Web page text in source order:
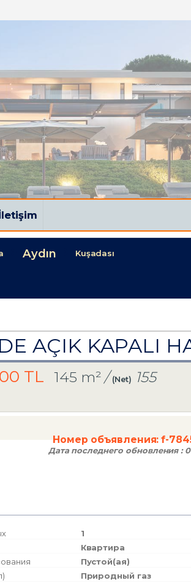
Aydın Kuşadası
AÇIK KAPALI
TL 145 m²/(Net)
155
Номер объявления:f-
Дата последнего обновления :
1
Квартира
Пустой(ая)
Природный газ